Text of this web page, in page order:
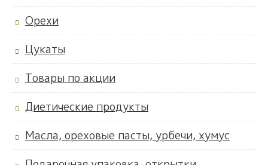
Орехи
Цукаты
Товары по акции
Диетические продукты
Масла, ореховые пасты, урбечи, хумус